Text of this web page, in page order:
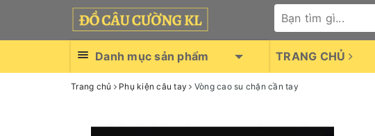
Danh mục sản phẩm TRANG CHỦ
Trang chủ Phụ kiện câu tay Vòng cao su chặn cần tay